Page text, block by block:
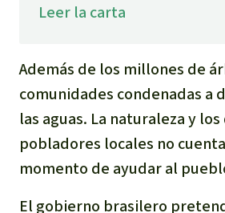
Granjas
Leer la carta
Además de los millones de
comunidades condenadas a
las aguas. La naturaleza y
pobladores locales no
momento de ayudar al
El gobierno brasilero